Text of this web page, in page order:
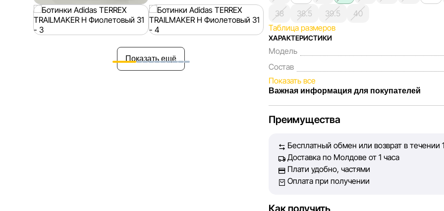
Показать ещё
38
38.5 39.5
40
Таблица размеров
ХАРАКТЕРИСТИКИ
Модель
Состав
Показать все
Важная информация для покупателей
Каждый день мы работаем над тем, чтобы
Наша цель — обеспечить вас достоверной
принять лучшее решение о покупке.
Однако, несмотря на постоянный контроль,
технических ошибок или сбоев. Мы также не
Преимущества
Бесплатный обмен или возврат в течении
Доставка по Молдове от 1 часа
Плати удобно, частями
Оплата при получении